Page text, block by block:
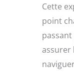
Cette
point
assurer